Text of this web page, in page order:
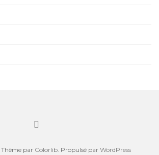
par Colorlib . Propulsé par WordPress